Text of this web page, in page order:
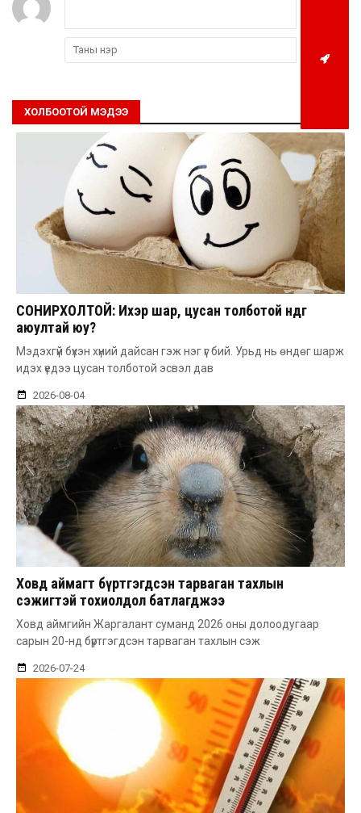
ХОЛБООТОЙ МЭДЭЭ
СОНИРХОЛТОЙ: Ихэр шар, цусан толботой өндөг
аюултай юу?
Мэдэхгүй бүхэн хүний дайсан гэж нэг үг бий. Урьд нь өндөг шарж
идэх үедээ цусан толботой эсвэл дав
2026-08-04
Ховд аймагт бүртгэгдсэн тарваган тахлын
сэжигтэй тохиолдол батлагджээ
Ховд аймгийн Жаргалант суманд 2026 оны долоодугаар
сарын 20-нд бүртгэгдсэн тарваган тахлын сэж
2026-07-24